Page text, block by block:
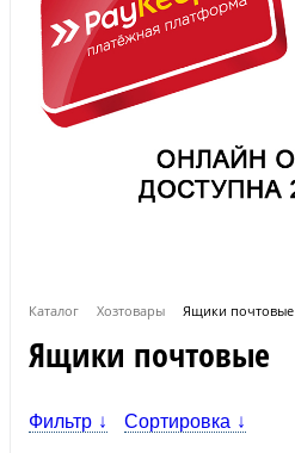
Каталог Хозтовары Ящики почтовые
Ящики почтовые
Фильтр Сортировка